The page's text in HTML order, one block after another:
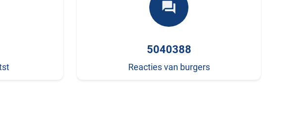
forum
5040388
Reacties van burgers